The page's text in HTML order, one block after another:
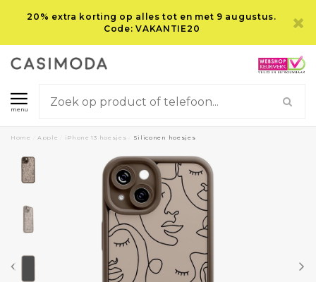
20% extra korting op alles tot en met 9 augustus.
Code: VAKANTIE20
menu
Home Apple iPhone 13 hoesjes Siliconen hoesjes